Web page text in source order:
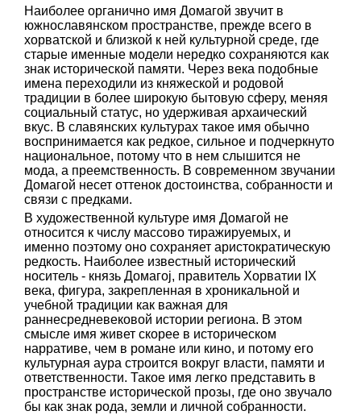
Наиболее органично имя Домагой звучит в
южнославянском пространстве, прежде всего в
хорватской и близкой к ней культурной среде, где
старые именные модели нередко сохраняются как
знак исторической памяти. Через века подобные
имена переходили из княжеской и родовой
традиции в более широкую бытовую сферу, меняя
социальный статус, но удерживая архаический
вкус. В славянских культурах такое имя обычно
воспринимается как редкое, сильное и подчеркнуто
национальное, потому что в нем слышится не
мода, а преемственность. В современном звучании
Домагой несет оттенок достоинства, собранности и
связи с предками.
В художественной культуре имя Домагой не
относится к числу массово тиражируемых, и
именно поэтому оно сохраняет аристократическую
редкость. Наиболее известный исторический
носитель - князь Домагоj, правитель Хорватии IX
века, фигура, закрепленная в хроникальной и
учебной традиции как важная для
раннесредневековой истории региона. В этом
смысле имя живет скорее в историческом
нарративе, чем в романе или кино, и потому его
культурная аура строится вокруг власти, памяти и
ответственности. Такое имя легко представить в
пространстве исторической прозы, где оно звучало
бы как знак рода, земли и личной собранности.